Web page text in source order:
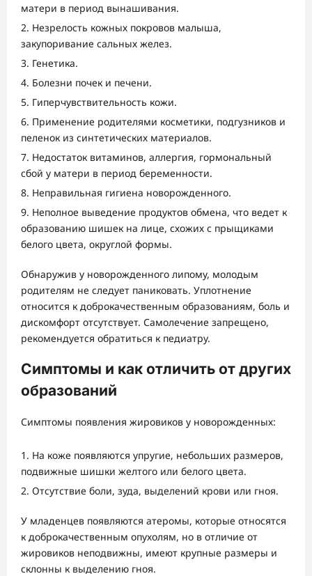
матери в период вынашивания.
Незрелость кожных покровов малыша,
закупоривание сальных желез.
Генетика.
Болезни почек и печени.
Гиперчувствительность кожи.
Применение родителями косметики, подгузников и
пеленок из синтетических материалов.
Недостаток витаминов, аллергия, гормональный
сбой у матери в период беременности.
Неправильная гигиена новорожденного.
Неполное выведение продуктов обмена, что ведет к
образованию шишек на лице, схожих с прыщиками
белого цвета, округлой формы.
Обнаружив у новорожденного липому, молодым
родителям не следует паниковать. Уплотнение
относится к доброкачественным образованиям, боль и
дискомфорт отсутствует. Самолечение запрещено,
рекомендуется обратиться к педиатру.
Симптомы и как отличить от других
образований
Симптомы появления жировиков у новорожденных:
На коже появляются упругие, небольших размеров,
подвижные шишки желтого или белого цвета.
Отсутствие боли, зуда, выделений крови или гноя.
У младенцев появляются атеромы, которые относятся
к доброкачественным опухолям, но в отличие от
жировиков неподвижны, имеют крупные размеры и
склонны к выделению гноя.